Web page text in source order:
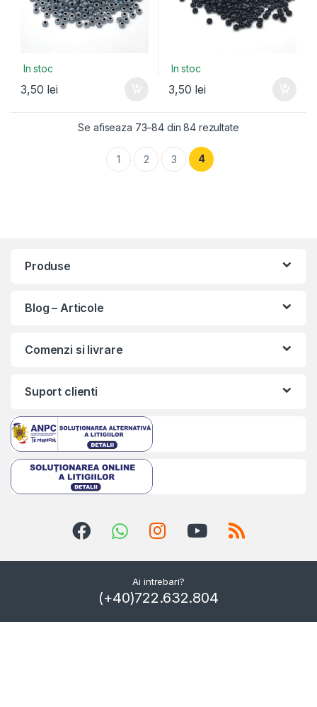
In stoc
3,50 lei
In stoc
3,50 lei
Se afiseaza 73–84 din 84 rezultate
1 2 3 4
Produse
Blog – Articole
Comenzi si livrare
Suport clienti
Ai intrebari?
(+40)722.632.804